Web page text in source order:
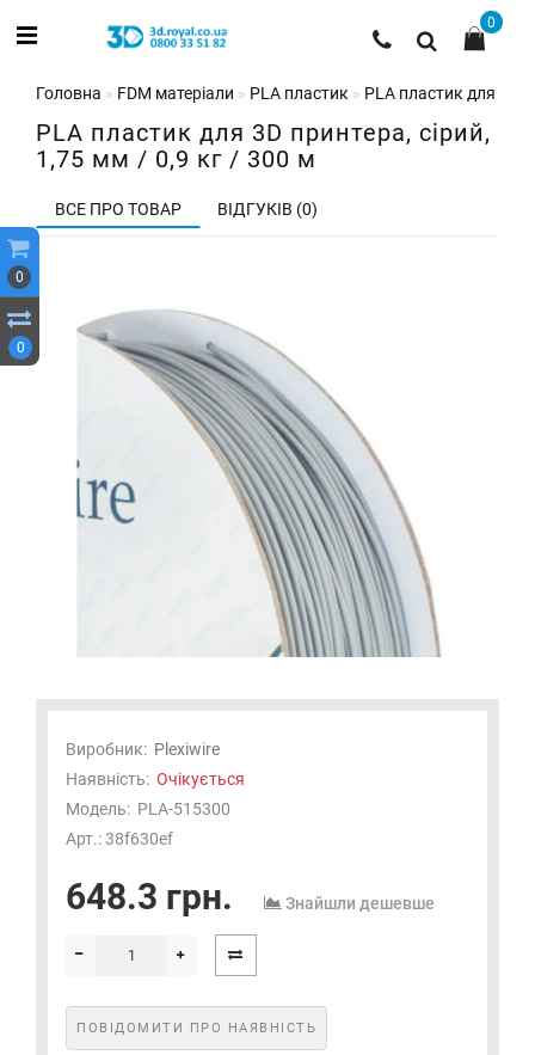
0
0
0
Головна FDM матеріали PLA пластик PLA пластик для 3D
PLA пластик для 3D принтера, сірий,
1,75 мм / 0,9 кг / 300 м
ВСЕ ПРО ТОВАР ВІДГУКІВ (0)
Виробник: Plexiwire
Наявність: Очікується
Модель: PLA-515300
Арт.: 38f630ef
648.3 грн. Знайшли дешевше
ПОВІДОМИТИ ПРО НАЯВНІСТЬ